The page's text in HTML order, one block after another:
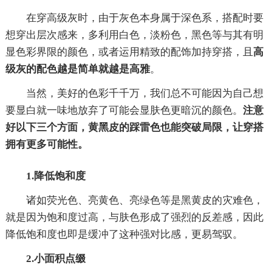
在穿高级灰时，由于灰色本身属于深色系，搭配时要
想穿出层次感来，多利用白色，淡粉色，黑色等与其有明
显色彩界限的颜色，或者运用精致的配饰加持穿搭，且 高
级灰的配色越是简单就越是高雅。
当然，美好的色彩千千万，我们总不可能因为自己想
要显白就一味地放弃了可能会显肤色更暗沉的颜色。 注意
好以下三个方面，黄黑皮的踩雷色也能突破局限，让穿搭
拥有更多可能性。
1.降低饱和度
诸如荧光色、亮黄色、亮绿色等是黑黄皮的灾难色，
就是因为饱和度过高，与肤色形成了强烈的反差感，因此
降低饱和度也即是缓冲了这种强对比感，更易驾驭。
2.小面积点缀